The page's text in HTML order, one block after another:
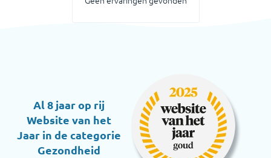
Al 8 jaar op rij
Website van het
Jaar in de categorie
Gezondheid